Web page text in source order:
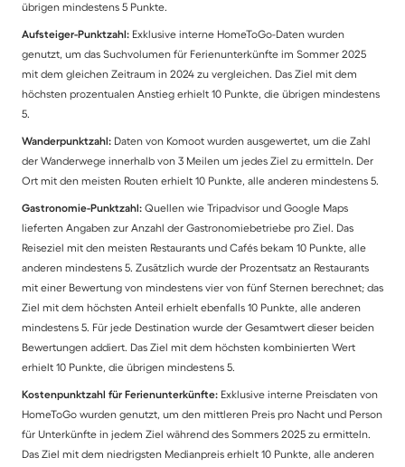
übrigen mindestens 5 Punkte.
Aufsteiger-Punktzahl: Exklusive interne HomeToGo-Daten wurden
genutzt, um das Suchvolumen für Ferienunterkünfte im Sommer 2025
mit dem gleichen Zeitraum in 2024 zu vergleichen. Das Ziel mit dem
höchsten prozentualen Anstieg erhielt 10 Punkte, die übrigen mindestens
5.
Wanderpunktzahl: Daten von Komoot wurden ausgewertet, um die Zahl
der Wanderwege innerhalb von 3 Meilen um jedes Ziel zu ermitteln. Der
Ort mit den meisten Routen erhielt 10 Punkte, alle anderen mindestens 5.
Gastronomie-Punktzahl: Quellen wie Tripadvisor und Google Maps
lieferten Angaben zur Anzahl der Gastronomiebetriebe pro Ziel. Das
Reiseziel mit den meisten Restaurants und Cafés bekam 10 Punkte, alle
anderen mindestens 5. Zusätzlich wurde der Prozentsatz an Restaurants
mit einer Bewertung von mindestens vier von fünf Sternen berechnet; das
Ziel mit dem höchsten Anteil erhielt ebenfalls 10 Punkte, alle anderen
mindestens 5. Für jede Destination wurde der Gesamtwert dieser beiden
Bewertungen addiert. Das Ziel mit dem höchsten kombinierten Wert
erhielt 10 Punkte, die übrigen mindestens 5.
Kostenpunktzahl für Ferienunterkünfte: Exklusive interne Preisdaten von
HomeToGo wurden genutzt, um den mittleren Preis pro Nacht und Person
für Unterkünfte in jedem Ziel während des Sommers 2025 zu ermitteln.
Das Ziel mit dem niedrigsten Medianpreis erhielt 10 Punkte, alle anderen